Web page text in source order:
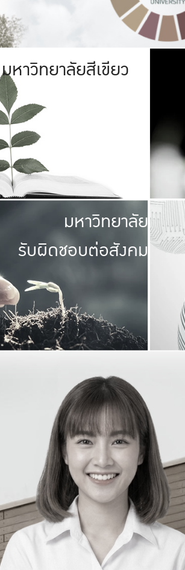
มหาวิทยาลัยสีเขียว
มหาวิทยาลัย
รับผิดชอบต่อสังคม